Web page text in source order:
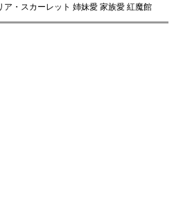
・スカーレット 姉妹愛 家族愛 紅魔館